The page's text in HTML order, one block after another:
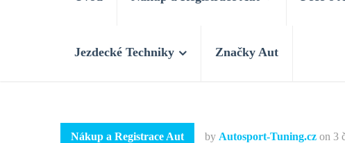
Jezdecké Techniky Značky Aut
Nákup a Registrace Aut by Autosport-Tuning.cz on 3